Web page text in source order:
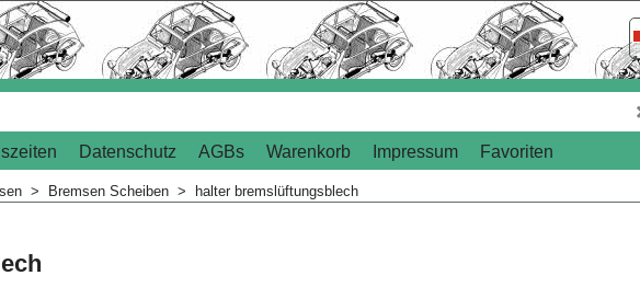
Datenschutz AGBs Warenkorb Impressum
Favoriten
> Bremsen Scheiben > halter bremslüftungsblech